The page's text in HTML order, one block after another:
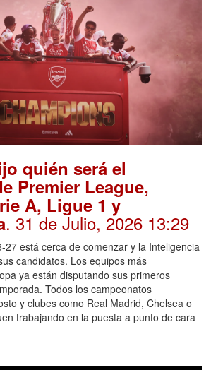
quién será el
Premier League,
A, Ligue 1 y
. 31 de Julio, 2026 13:29
27 está cerca de comenzar y la Inteligencia
candidatos. Los equipos más
ya están disputando sus primeros
Todos los campeonatos
y clubes como Real Madrid, Chelsea o
trabajando en la puesta a punto de cara